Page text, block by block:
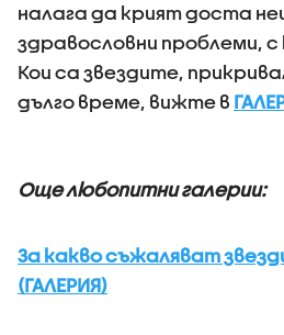
налага да крият доста
здравословни проблеми,
Кои са звездите,
дълго време, вижте в
Още любопитни галерии:
За какво съжаляват
(ГАЛЕРИЯ)